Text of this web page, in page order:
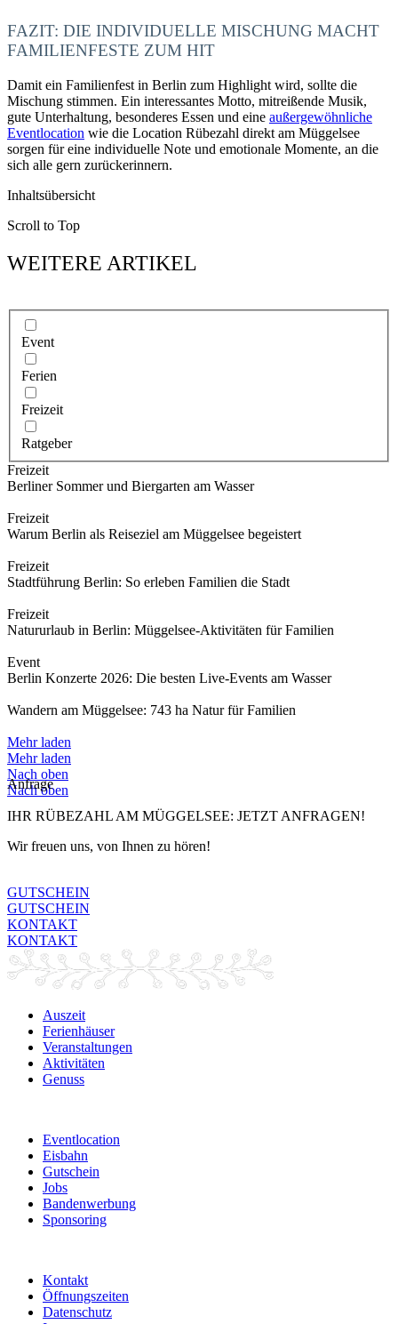
FAZIT: DIE INDIVIDUELLE MISCHUNG MACHT
FAMILIENFESTE ZUM HIT
Damit ein Familienfest in Berlin zum Highlight wird, sollte die
Mischung stimmen. Ein interessantes Motto, mitreißende Musik,
gute Unterhaltung, besonderes Essen und eine außergewöhnliche
Eventlocation wie die Location Rübezahl direkt am Müggelsee
sorgen für eine individuelle Note und emotionale Momente, an die
sich alle gern zurückerinnern.
Inhaltsübersicht
Scroll to Top
WEITERE ARTIKEL
Event
Ferien
Freizeit
Ratgeber
Freizeit
Berliner Sommer und Biergarten am Wasser
Freizeit
Warum Berlin als Reiseziel am Müggelsee begeistert
Freizeit
Stadtführung Berlin: So erleben Familien die Stadt
Freizeit
Natururlaub in Berlin: Müggelsee-Aktivitäten für Familien
Event
Berlin Konzerte 2026: Die besten Live-Events am Wasser
Wandern am Müggelsee: 743 ha Natur für Familien
Mehr laden
Mehr laden
Nach oben
Nach oben
Anfrage
IHR RÜBEZAHL AM MÜGGELSEE: JETZT ANFRAGEN!
Wir freuen uns, von Ihnen zu hören!
GUTSCHEIN
GUTSCHEIN
KONTAKT
KONTAKT
Auszeit
Ferienhäuser
Veranstaltungen
Aktivitäten
Genuss
Eventlocation
Eisbahn
Gutschein
Jobs
Bandenwerbung
Sponsoring
Kontakt
Öffnungszeiten
Datenschutz